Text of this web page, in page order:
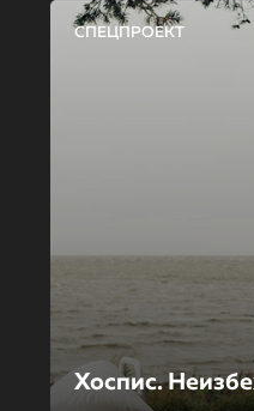
СПЕЦПРОЕКТ
Хоспис.